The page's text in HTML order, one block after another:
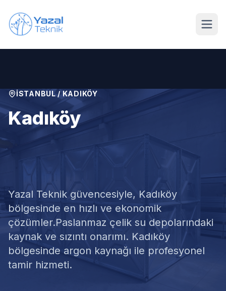
İSTANBUL/ KADIKÖY
Kadıköy
Paslanmaz Su Deposu
Tamiri
Yazal Teknik güvencesiyle, Kadıköy
bölgesinde en hızlı ve ekonomik
çözümler.Paslanmaz çelik su depolarındaki
kaynak ve sızıntı onarımı. Kadıköy
bölgesinde argon kaynağı ile profesyonel
tamir hizmeti.